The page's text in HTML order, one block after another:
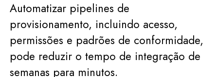
Automatizar pipelines de
provisionamento, incluindo acesso,
permissões e padrões de conformidade,
pode reduzir o tempo de integração de
semanas para minutos.